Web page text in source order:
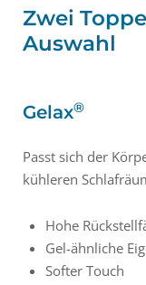
Zwei
Auswahl
Gelax®
Passt sich der
kühleren
Hohe
Gel-ähnliche
Softer Touch